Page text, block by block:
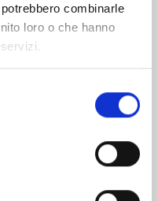
combinarle
loro o che hanno